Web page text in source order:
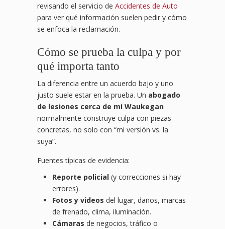
revisando el servicio de Accidentes de Auto
para ver qué información suelen pedir y cómo
se enfoca la reclamación.
Cómo se prueba la culpa y por
qué importa tanto
La diferencia entre un acuerdo bajo y uno
justo suele estar en la prueba. Un abogado
de lesiones cerca de mí Waukegan
normalmente construye culpa con piezas
concretas, no solo con “mi versión vs. la
suya”.
Fuentes típicas de evidencia:
Reporte policial (y correcciones si hay
errores).
Fotos y videos del lugar, daños, marcas
de frenado, clima, iluminación.
Cámaras de negocios, tráfico o